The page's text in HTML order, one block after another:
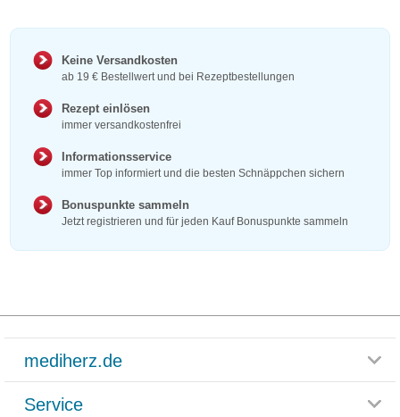
Keine Versandkosten
ab 19 € Bestellwert und bei Rezeptbestellungen
Rezept einlösen
immer versandkostenfrei
Informationsservice
immer Top informiert und die besten Schnäppchen sichern
Bonuspunkte sammeln
Jetzt registrieren und für jeden Kauf Bonuspunkte sammeln
mediherz.de
Glossar
Service